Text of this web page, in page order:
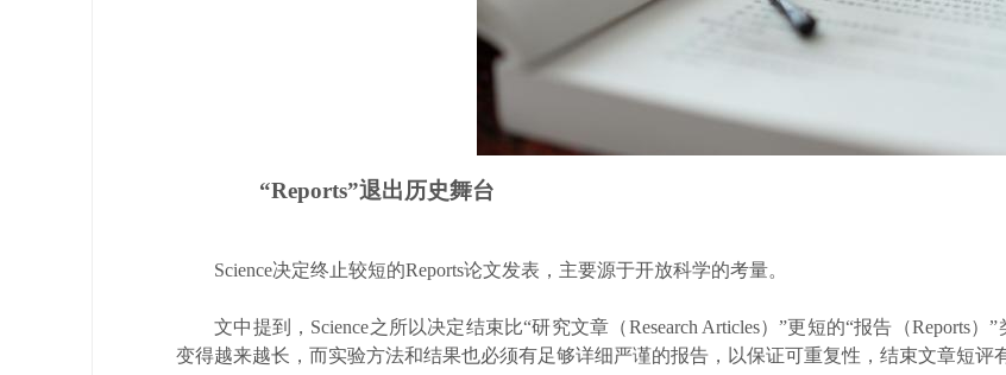
“Reports”退出历史舞台
Science决定终止较短的Reports论文发表，主要源于开放科学的考量。
文中提到，Science之所以决定结束比“研究文章（Research Articles）”更短的“报告（Reports
变得越来越长，而实验方法和结果也必须有足够详细严谨的报告，以保证可重复性，结束文章短评